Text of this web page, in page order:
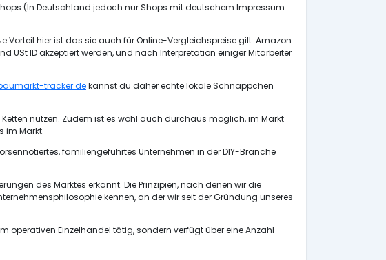
(In Deutschland jedoch nur Shops mit deutschem Impressum
hier ist das sie auch für Online-Vergleichspreise gilt. Amazon
ID akzeptiert werden, und nach Interpretation einiger Mitarbeiter
tracker.dekannst du daher echte lokale Schnäppchen
nutzen. Zudem ist es wohl auch durchaus möglich, im Markt
im Markt.
familiengeführtes Unternehmen in der DIY-Branche
des Marktes erkannt. Die Prinzipien, nach denen wir die
kennen, an der wir seit der Gründung unseres
operativen Einzelhandel tätig, sondern verfügt über eine Anzahl